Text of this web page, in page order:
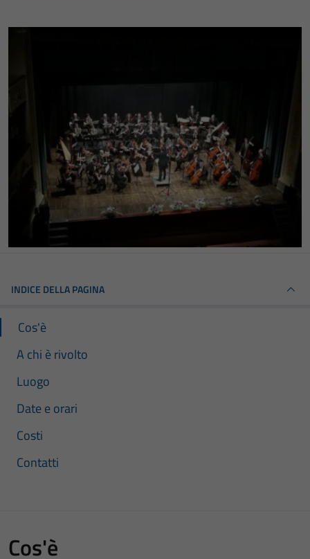
INDICE DELLA PAGINA
Cos'è
A chi è rivolto
Luogo
Date e orari
Costi
Contatti
Cos'è